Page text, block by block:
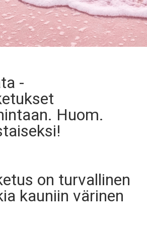
-
Huom.
on turvallinen
kauniin värinen